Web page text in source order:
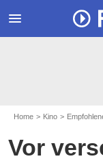
menu
Home Kino
Vor